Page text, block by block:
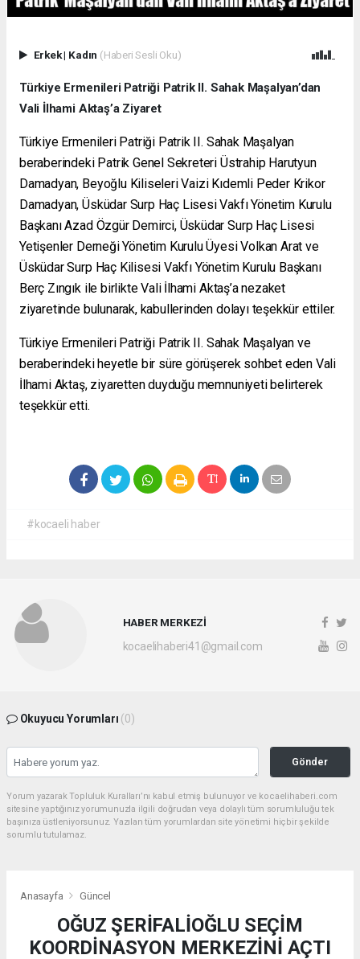
Erkek| Kadın (Haberi Sesli Oku)
Türkiye Ermenileri Patriği Patrik II. Sahak Maşalyan’dan
Vali İlhami Aktaş’a Ziyaret
Türkiye Ermenileri Patriği Patrik II. Sahak Maşalyan
beraberindeki Patrik Genel Sekreteri Üstrahip Harutyun
Damadyan, Beyoğlu Kiliseleri Vaizi Kıdemli Peder Krikor
Damadyan, Üsküdar Surp Haç Lisesi Vakfı Yönetim Kurulu
Başkanı Azad Özgür Demirci, Üsküdar Surp Haç Lisesi
Yetişenler Derneği Yönetim Kurulu Üyesi Volkan Arat ve
Üsküdar Surp Haç Kilisesi Vakfı Yönetim Kurulu Başkanı
Berç Zıngık ile birlikte Vali İlhami Aktaş’a nezaket
ziyaretinde bulunarak, kabullerinden dolayı teşekkür ettiler.
Türkiye Ermenileri Patriği Patrik II. Sahak Maşalyan ve
beraberindeki heyetle bir süre görüşerek sohbet eden Vali
İlhami Aktaş, ziyaretten duyduğu memnuniyeti belirterek
teşekkür etti.
#kocaeli haber
HABER MERKEZİ
kocaelihaberi41@gmail.com
Okuyucu Yorumları (0)
Gönder
Yorum yazarak Topluluk Kuralları’nı kabul etmiş bulunuyor ve kocaelihaberi.com
sitesine yaptığınız yorumunuzla ilgili doğrudan veya dolaylı tüm sorumluluğu tek
başınıza üstleniyorsunuz. Yazılan tüm yorumlardan site yönetimi hiçbir şekilde
sorumlu tutulamaz.
Anasayfa Güncel
OĞUZ ŞERİFALİOĞLU SEÇİM
KOORDİNASYON MERKEZİNİ AÇTI